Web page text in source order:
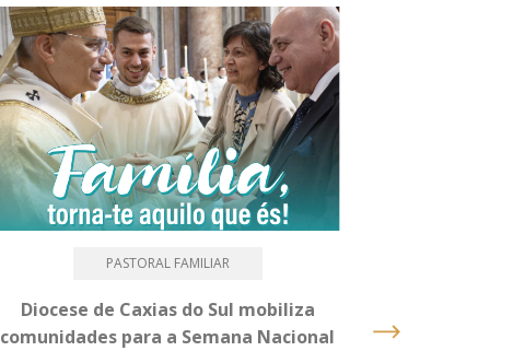
PASTORAL FAMILIAR
Diocese de Caxias do Sul mobiliza
comunidades para a Semana Nacional